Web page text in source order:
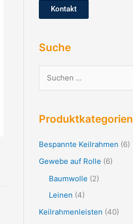
Kontakt
Suche
h
e
h
Produktkategorien
Bespannte Keilrahmen (6)
Gewebe auf Rolle (6)
Baumwolle (2)
Leinen (4)
Keilrahmenleisten (40)